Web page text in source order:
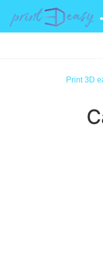
Print 3D